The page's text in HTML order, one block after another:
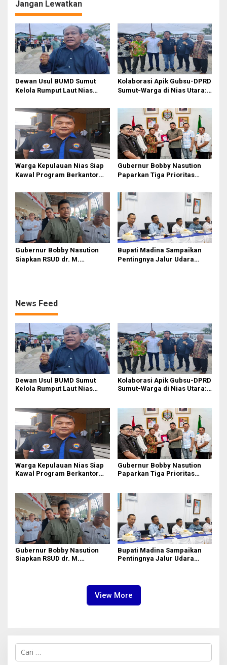
Jangan Lewatkan
Dewan Usul BUMD Sumut
Kelola Rumput Laut Nias
Kolaborasi Apik Gubsu-DPRD
Sumut-Warga di Nias Utara:
Akhirnya Diperbaiki
Warga Kepulauan Nias Siap
Kawal Program Berkantor
Gubernur Bobby Nasution
Paparkan Tiga Prioritas
Nias
Gubernur Bobby Nasution
Siapkan RSUD dr. M.
Bupati Madina Sampaikan
Pentingnya Jalur Udara
News Feed
Dewan Usul BUMD Sumut
Kelola Rumput Laut Nias
Kolaborasi Apik Gubsu-DPRD
Sumut-Warga di Nias Utara:
Warga Kepulauan Nias Siap
Kawal Program Berkantor
Gubernur Bobby Nasution
Paparkan Tiga Prioritas
Gubernur Bobby Nasution
Siapkan RSUD dr. M.
Bupati Madina Sampaikan
Pentingnya Jalur Udara
View More
C